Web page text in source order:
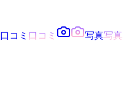
口コミ 口コミ 写真写真